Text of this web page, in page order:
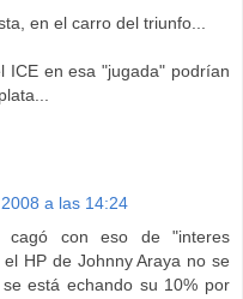
en el carro del triunfo...
ICE en esa "jugada" podrían
a las 14:24
cagó con eso de "interes
HP de Johnny Araya no se
está echando su 10% por